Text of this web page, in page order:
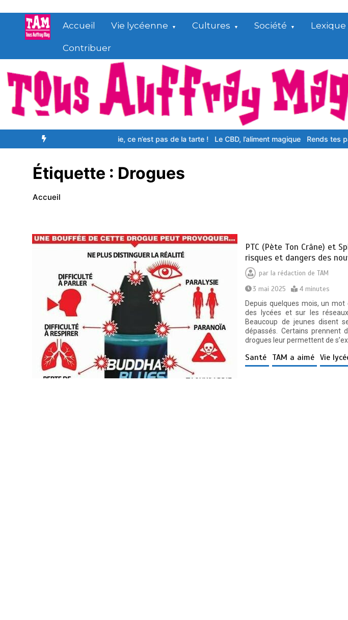
contenu
Accueil Vie lycéenne Cultures Société
Contribuer
La pâtisserie, ce n’est pas de la tarte ! Le CBD, l’aliment magique Rends tes parents
Étiquette : Drogues
Accueil
PTC (Pète Ton Crâne) et
risques et dangers des
parla rédaction de TAM
3 mai 2025
4 minutes
Depuis quelques mois, un
des lycées et sur les
Beaucoup de jeunes disent
dépassés. Certains prennent
drogues leur permettent de
Santé TAM a aimé Vie